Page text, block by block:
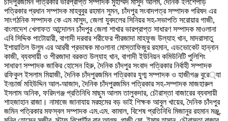
পত্রিকার প্রধান সম্পাদক মাহবুবুর রহমান সুমন, চাঁদপুর সংবাদপত্র সম্পাদক পরিষদ এর
সাংগঠনিক সম্পাদক কে এম মাসুদ, জেলা যুবদলের সিনিয়র সহ-সভাপতি সরোয়ার গাজী,
বাংলাদেশ খেলাফত আন্দোলন চাঁদপুর জেলা শাখার ভারপ্রাপ্ত সাধারণ সম্পাদক মাওলানা
এবি সিদ্দিক পাটোয়ারী, বাগাদী দরবার শরীফের পীরজাদা মাহফুজ উল্যাহ খান, মাদরাসাতু
ইশায়াতিল উলুম এর আরবী প্রভাষক মাওলানা মোস্তাফিজুর রহমান, এডভোকেট হান্নান
কাজী, ব্যবসায়ী ও পীরজাদা বরকত উল্যাহ খান, বাগাদী ইউনিয়ন কমিউনিটি পুলিশিং
সাধারণ সম্পাদক জাকির হোসেন হিরু, দৈনিক চাঁদপুর সংবাদ পত্রিকার নির্বাহী সম্পাদক
রফিকুল ইসলাম মিয়াজী, দৈনিক চাঁদপুরজমিন পত্রিকার যুগ্ম সম্পাদক ও হাজীগঞ্জ বুরে‌্যা
ইনচার্জ মহিউদ্দিন আল-আজাদ, দৈনিক চাঁদপুরজমিন পত্রিকার সহ-সম্পাদক মাজহারুল
ইসলাম অনিক, ফরিদগঞ্জ প্রতিনিধি মাছুম আলম তালুকদার, চৌরাস্তা বাজারের ব্যবসায়ী
শাহজাহান রাজা। নামাজে জানাযায় মরহুমের বড় ভাই শিক্ষক আবুল খায়ের, দৈনিক চাঁদপুর
জমিন পত্রিকার মফস্বল সম্পাদক এম.এম. কামাল, বিশেষ প্রতিনিধি মিজানুর রহমান মঞ্জু,